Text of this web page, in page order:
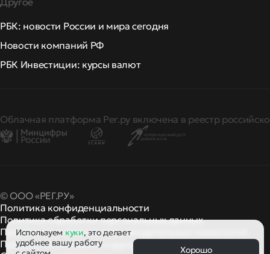
РБК: новости России и мира сегодня
Новости компаний РФ
РБК Инвестиции: курсы валют
Облачная платформа Рег.ру включена в реестр
© ООО «РЕГ.РУ»
Политика конфиденциальности
Политика обработки персональных данных
Правила применения рекомендательных технологий
Правила пользованияи другие
правила и политики
Используем куки, это делает
удобнее вашу работу
Хорошо